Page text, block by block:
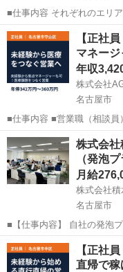
■仕事内容 それぞれのエリ
だき、将来は責任者候補と
方を募集します！ ◎エリア：東京、名古屋、大阪各59名 ◎募集背景：
法人営業チーム拡大 ...
愛知 名古屋市 営業
【正社
マネー
年収
株式会社
名古屋市
■仕事内容 ■営業職（相談員
ていただき、 その後、経営
す。 主な仕事は「人と医療
介護の関係者と連携し...
愛知 名古屋市 営業
株式会社
（発泡
月給
株式会社
名古屋市
■【仕事内容】 自社の発泡
ど）の提案営業をお任せし
ズに寄り添った営業スタイルです。 ◆具体的な業務内
のルート営業（定期訪問・
愛知 名古屋市 代理
【正社
直帰で